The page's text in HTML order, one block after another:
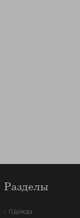
Разделы
Одежда